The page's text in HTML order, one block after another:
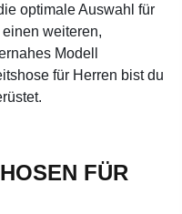
optimale Auswahl für
weiteren,
Modell
für Herren bist du
FÜR